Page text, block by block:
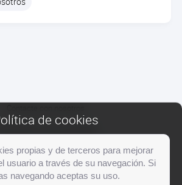
YouTube LinkedIn Instagram
de cookies
propias y de terceros para mejorar
usuario a través de su navegación. Si
navegando aceptas su uso.